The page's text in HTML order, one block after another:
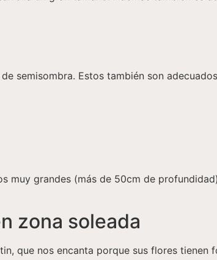
semisombra. Estos también son
muy grandes (más de 50cm de
zona soleada
que nos encanta porque sus flores tienen